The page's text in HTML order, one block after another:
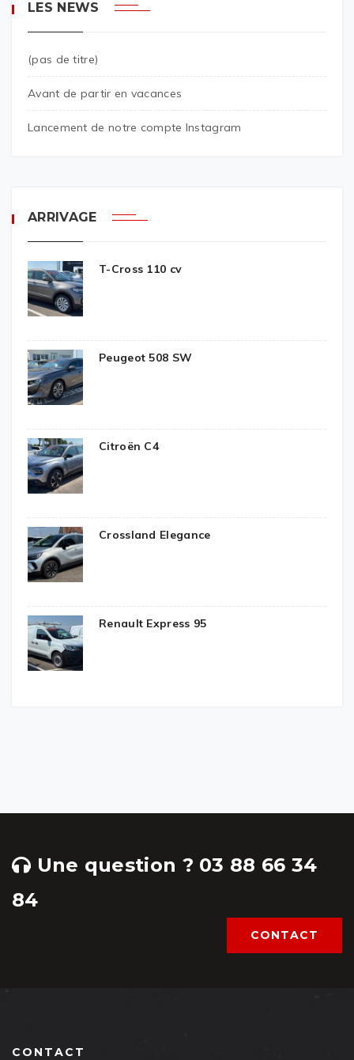
LES NEWS
(pas de titre)
Avant de partir en vacances
Lancement de notre compte Instagram
ARRIVAGE
T-Cross 110 cv
Peugeot 508 SW
Citroën C4
Crossland Elegance
Renault Express 95
Une question ? 03 88 66 34
84
CONTACT
CONTACT